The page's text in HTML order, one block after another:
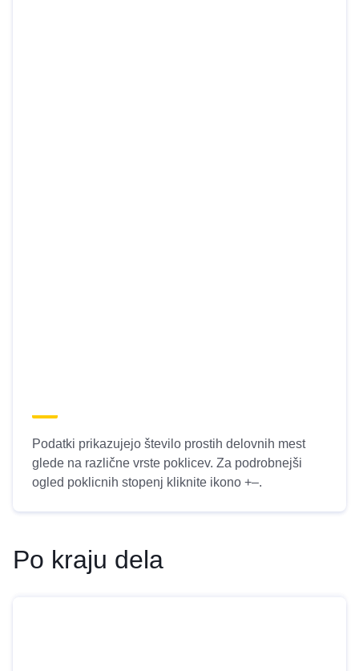
Podatki prikazujejo število prostih delovnih mest
glede na različne vrste poklicev. Za podrobnejši
ogled poklicnih stopenj kliknite ikono +–.
Po kraju dela